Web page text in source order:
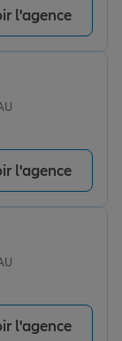
l'agence
l'agence
l'agence